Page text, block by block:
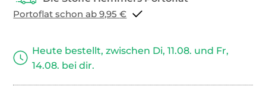
Portoflat schon ab 9,95 €
Heute bestellt, zwischen Di, 11.08. und Fr,
14.08. bei dir.